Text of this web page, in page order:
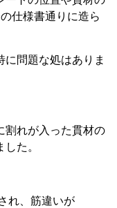
仕様書通りに造ら
問題な処はありま
割れが入った貫材の
た。
れ、筋違いが